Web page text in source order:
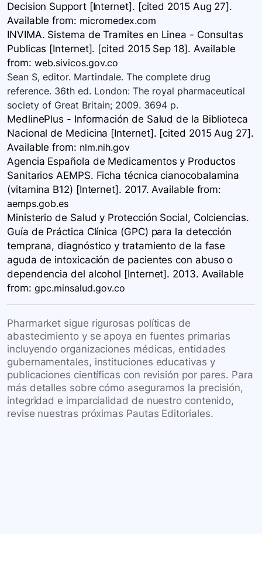
Decision Support [Internet]. [cited 2015 Aug 27].
Available from: micromedex.com
INVIMA. Sistema de Tramites en Linea - Consultas
Publicas [Internet]. [cited 2015 Sep 18]. Available
from: web.sivicos.gov.co
Sean S, editor. Martindale. The complete drug
reference. 36th ed. London: The royal pharmaceutical
society of Great Britain; 2009. 3694 p.
MedlinePlus - Información de Salud de la Biblioteca
Nacional de Medicina [Internet]. [cited 2015 Aug 27].
Available from: nlm.nih.gov
Agencia Española de Medicamentos y Productos
Sanitarios AEMPS. Ficha técnica cianocobalamina
(vitamina B12) [Internet]. 2017. Available from:
aemps.gob.es
Ministerio de Salud y Protección Social, Colciencias.
Guía de Práctica Clínica (GPC) para la detección
temprana, diagnóstico y tratamiento de la fase
aguda de intoxicación de pacientes con abuso o
dependencia del alcohol [Internet]. 2013. Available
from: gpc.minsalud.gov.co
Pharmarket sigue rigurosas políticas de
abastecimiento y se apoya en fuentes primarias
incluyendo organizaciones médicas, entidades
gubernamentales, instituciones educativas y
publicaciones científicas con revisión por pares. Para
más detalles sobre cómo aseguramos la precisión,
integridad e imparcialidad de nuestro contenido,
revise nuestras próximas Pautas Editoriales.